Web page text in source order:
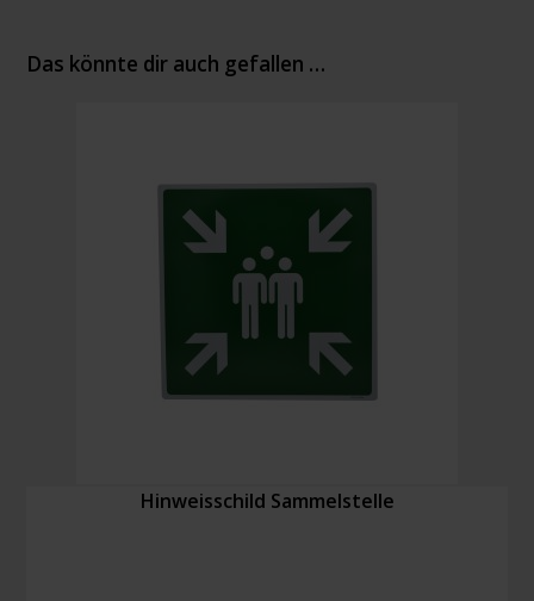
Das könnte dir auch gefallen …
Hinweisschild Sammelstelle